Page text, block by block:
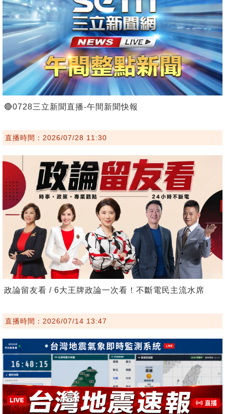
🔴0728三立新聞直播-午間新聞快報
直播時間：2026/07/28 11:30
政論留友看 / 6大王牌政論一次看！不斷電民主流水席
直播時間：2026/07/14 13:47